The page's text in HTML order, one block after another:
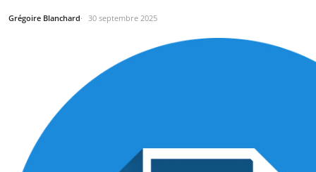
Grégoire Blanchard 30 septembre 2025